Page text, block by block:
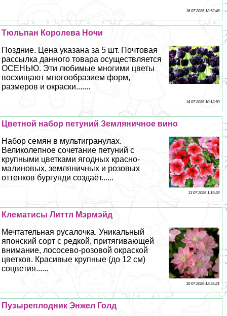
16 07 2026 13:52:46
Тюльпан Королева Ночи
Поздние. Цена указана за 5 шт. Почтовая
рассылка данного товара осуществляется
ОСЕНЬЮ. Эти любимые многими цветы
восхищают многообразием форм,
размеров и окраски.......
14 07 2026 10:12:50
Цветной набор петуний Земляничное вино
Набор семян в мультигранулах.
Великолепное сочетание петуний с
крупными цветками ягодных красно-
малиновых, земляничных и розовых
оттенков бургунди создаёт......
13 07 2026 1:19:28
Клематисы Литтл Мэрмэйд
Мечтательная русалочка. Уникальный
японский сорт с редкой, притягивающей
внимание, лососево-розовой окраской
цветков. Красивые крупные (до 12 см)
соцветия......
10 07 2026 13:55:21
Пузыреплодник Энжел Голд